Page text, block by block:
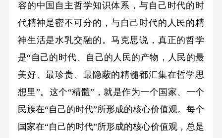
容的中国自主哲学知识体系，与自己时代的时
代精神是密不可分的，与自己时代的人民的精
神生活是水乳交融的。马克思说，真正的哲学
是“自己的时代、自己的人民的产物，人民的最
美好、最珍贵、最隐蔽的精髓都汇集在哲学思
想里”。这个“精髓”，就是作为一个国家、一个
民族在“自己的时代”所形成的核心价值观。每个
国家在“自己的时代”所形成的核心价值观，总是